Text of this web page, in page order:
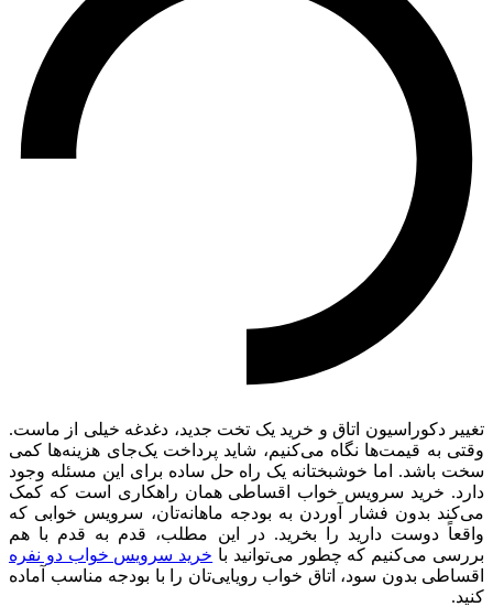
تغییر دکوراسیون اتاق و خرید یک تخت جدید، دغدغه خیلی از ماست.
وقتی به قیمت‌ها نگاه می‌کنیم، شاید پرداخت یک‌جای هزینه‌ها کمی
سخت باشد. اما خوشبختانه یک راه حل ساده برای این مسئله وجود
دارد. خرید سرویس خواب اقساطی همان راهکاری است که کمک
می‌کند بدون فشار آوردن به بودجه ماهانه‌تان، سرویس خوابی که
واقعاً دوست دارید را بخرید. در این مطلب، قدم به قدم با هم
بررسی می‌کنیم که چطور می‌توانید با خرید سرویس خواب دو نفره
اقساطی بدون سود، اتاق خواب رویایی‌تان را با بودجه مناسب آماده
کنید.